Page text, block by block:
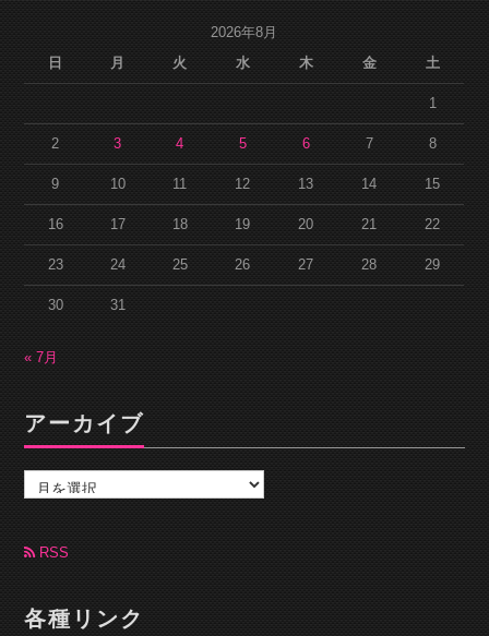
2026年8月
日
月 火 水 木 金 土
1
2 3 4 5 6 7 8
9 10 11 12 13 14 15
16 17 18 19 20 21 22
23 24 25 26 27 28 29
30 31
« 7月
アーカイブ
カ
ブ RSS
各種リンク